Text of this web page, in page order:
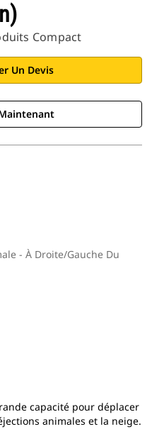
Compact
Un Devis
- À Droite/gauche Du
capacité pour déplacer
animales et la neige.